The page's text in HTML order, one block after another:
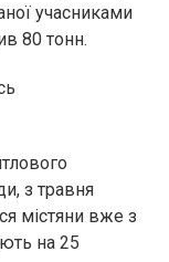
учасниками
80 тонн.
з травня
містяни вже з
на 25